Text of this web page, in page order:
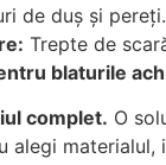
de duș și pereți.
Trepte de
blaturile
complet. O
alegi